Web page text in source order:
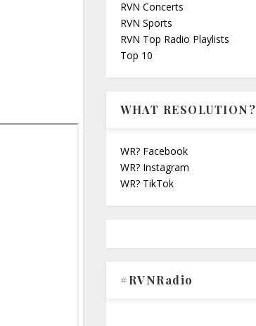
RVN Concerts
RVN Sports
RVN Top Radio Playlists
Top 10
WHAT RESOLUTION?
WR? Facebook
WR? Instagram
WR? TikTok
#RVNRadio